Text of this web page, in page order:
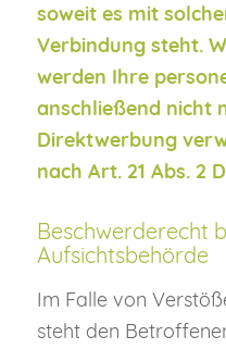
soweit es mit
Verbindung steht.
werden Ihre
anschließend nicht
Direktwerbung
nach Art. 21 Abs. 2
Beschwerderecht
Aufsichtsbehörde
Im Falle von
steht den